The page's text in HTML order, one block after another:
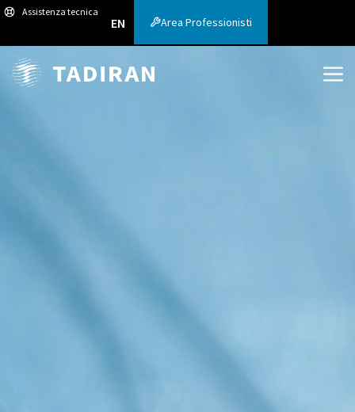
Assistenza tecnica
EN Area Professionisti